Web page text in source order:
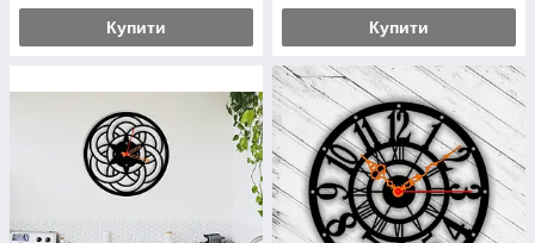
Купити Купити